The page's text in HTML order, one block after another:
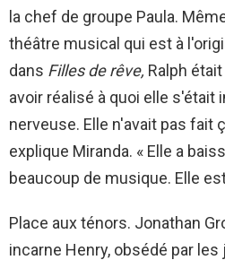
la chef de groupe Paula.
théâtre musical qui est à
dans Filles de rêve, Ralph
avoir réalisé à quoi elle s'était
nerveuse. Elle n'avait pas fait
explique Miranda. « Elle a
beaucoup de musique. Elle
Place aux ténors. Jonathan
incarne Henry, obsédé par